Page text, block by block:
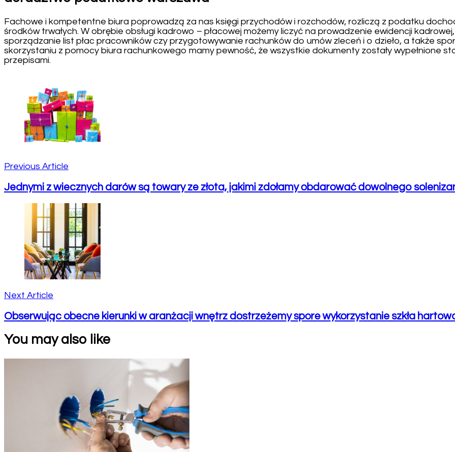
Fachowe i kompetentne biura poprowadzą za nas księgi przychodów i rozchodów, rozliczą z podatku
środków trwałych. W obrębie obsługi kadrowo – płacowej możemy liczyć na prowadzenie ewidencji
sporządzanie list płac pracowników czy przygotowywanie rachunków do umów zleceń i o dzieło, a także
skorzystaniu z pomocy biura rachunkowego mamy pewność, że wszystkie dokumenty zostały wypełnione
przepisami.
Navigation
Previous Article
Jednymi z wiecznych darów są towary ze złota, jakimi zdołamy obdarować dowolnego
Next Article
Obserwując obecne kierunki w aranżacji wnętrz dostrzeżemy spore wykorzystanie szkła
You may also like